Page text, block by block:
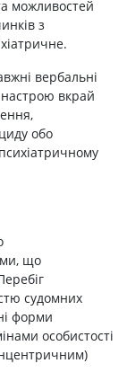
можливостей
з
вербальні
настрою вкрай
обо
що
судомних
форми
особистості